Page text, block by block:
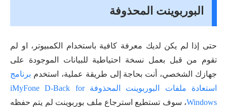
البوربوينت المحذوفة
حتى إذا لم يكن لديك معرفة كافية باستخدام الكمبيوتر، او لم
تقوم من قبل بعمل نسخة احتياطية للبيانات الموجودة على
جهازك الشخصي، أنت بحاجة إلى طريقة عملية، استخدم برنامج
استعادة ملفات البوربوينت المحذوفة iMyFone D-Back for
Windows، سوف تستطيع استرجاع ملف بوربوينت لم يتم حفظه